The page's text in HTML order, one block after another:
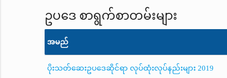
ဥပဒေ စာရွက်စာတမ်းများ
အမည်
ပိုးသတ်ဆေးဥပဒေဆိုင်ရာ လုပ်ထုံးလုပ်နည်းများ 2019